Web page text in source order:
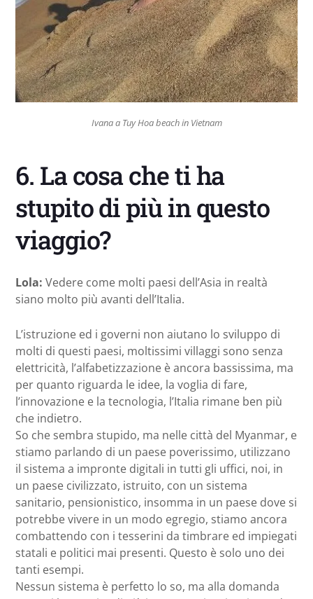
Ivana a Tuy Hoa beach in Vietnam
6. La cosa che ti ha
stupito di più in questo
viaggio?
Lola: Vedere come molti paesi dell’Asia in realtà
siano molto più avanti dell’Italia.
L’istruzione ed i governi non aiutano lo sviluppo di
molti di questi paesi, moltissimi villaggi sono senza
elettricità, l’alfabetizzazione è ancora bassissima, ma
per quanto riguarda le idee, la voglia di fare,
l’innovazione e la tecnologia, l’Italia rimane ben più
che indietro.
So che sembra stupido, ma nelle città del Myanmar, e
stiamo parlando di un paese poverissimo, utilizzano
il sistema a impronte digitali in tutti gli uffici, noi, in
un paese civilizzato, istruito, con un sistema
sanitario, pensionistico, insomma in un paese dove si
potrebbe vivere in un modo egregio, stiamo ancora
combattendo con i tesserini da timbrare ed impiegati
statali e politici mai presenti. Questo è solo uno dei
tanti esempi.
Nessun sistema è perfetto lo so, ma alla domanda